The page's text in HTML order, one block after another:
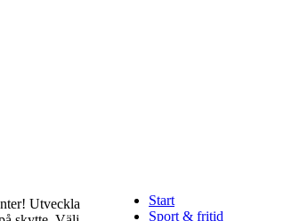
Start
Sport & fritid
Utveckla